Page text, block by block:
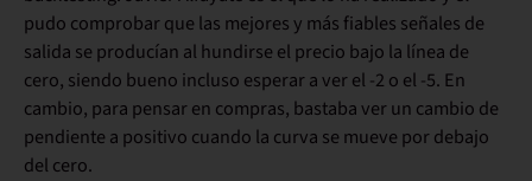
pudo comprobar que las mejores y más fiables señales de
salida se producían al hundirse el precio bajo la línea de
cero, siendo bueno incluso esperar a ver el -2 o el -5. En
cambio, para pensar en compras, bastaba ver un cambio de
pendiente a positivo cuando la curva se mueve por debajo
del cero.